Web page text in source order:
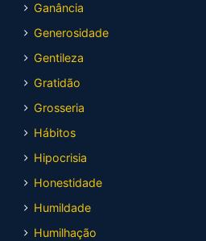
Ganância
Generosidade
Gentileza
Gratidão
Grosseria
Hábitos
Hipocrisia
Honestidade
Humildade
Humilhação